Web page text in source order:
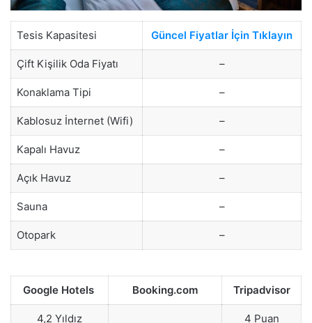
Tesis Kapasitesi Güncel Fiyatlar İçin Tıklayın
Çift Kişilik Oda Fiyatı –
Konaklama Tipi –
Kablosuz İnternet (Wifi) –
Kapalı Havuz –
Açık Havuz –
Sauna –
Otopark –
Google Hotels Booking.com Tripadvisor
4,2 Yıldız 4 Puan